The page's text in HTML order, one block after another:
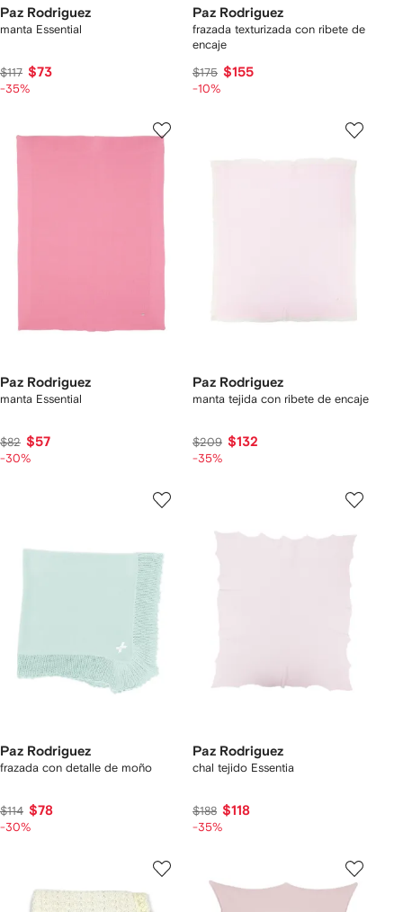
Paz Rodriguez
manta Essential
$117 $73
-35%
Paz Rodriguez
frazada texturizada con ribete de
encaje
$175 $155
-10%
Paz Rodriguez
manta Essential
$82 $57
-30%
Paz Rodriguez
manta tejida con ribete de encaje
$209 $132
-35%
Paz Rodriguez
frazada con detalle de moño
$114 $78
-30%
Paz Rodriguez
chal tejido Essentia
$188 $118
-35%